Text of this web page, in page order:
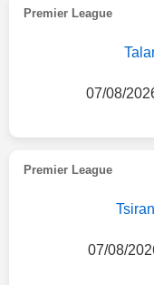
Premier League
07/08/
Premier League
07/08/